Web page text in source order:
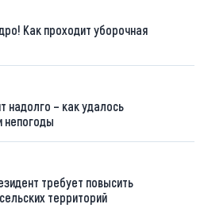
Как проходит уборочная
надолго – как удалось
непогоды
требует повысить
территорий